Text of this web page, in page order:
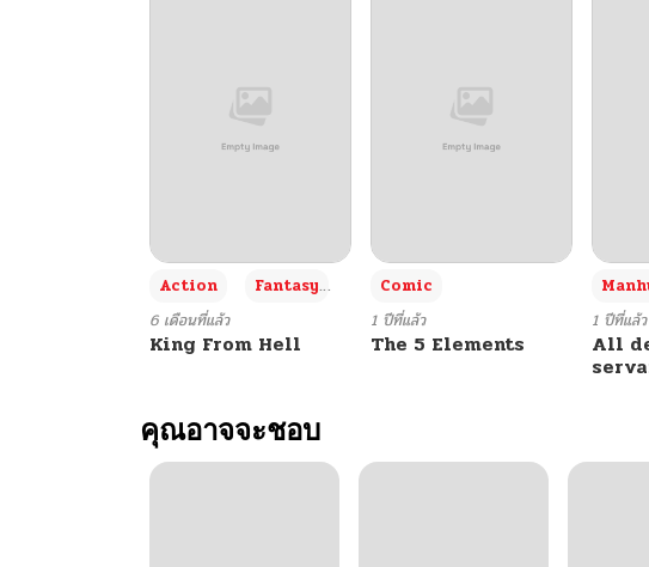
Action Fantasy
6 เดือนที่แล้ว
King From Hell
Comic
1 ปีที่แล้ว
The 5 Elements
1 ปีที่แล้ว
All
คุณอาจจะชอบ